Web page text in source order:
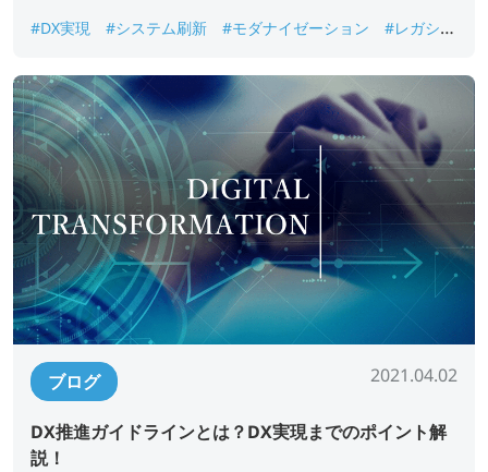
#DX実現 #システム刷新 #モダナイゼーション
#レガシー
ム脱却
ブログ 2021.04.02
DX推進ガイドラインとは？DX実現までのポイント解
説！